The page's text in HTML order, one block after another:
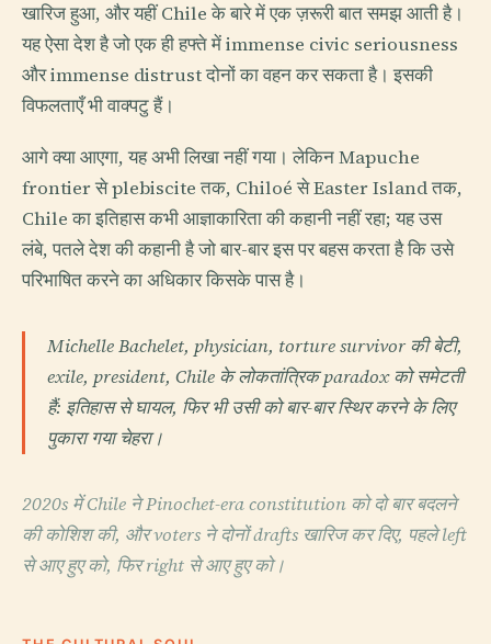
खारिज हुआ, और यहीं Chile के बारे में एक ज़रूरी बात समझ आती है।
यह ऐसा देश है जो एक ही हफ्ते में immense civic seriousness
और immense distrust दोनों का वहन कर सकता है। इसकी
विफलताएँ भी वाक्पटु हैं।
आगे क्या आएगा, यह अभी लिखा नहीं गया। लेकिन Mapuche
frontier से plebiscite तक, Chiloé से Easter Island तक,
Chile का इतिहास कभी आज्ञाकारिता की कहानी नहीं रहा; यह उस
लंबे, पतले देश की कहानी है जो बार-बार इस पर बहस करता है कि उसे
परिभाषित करने का अधिकार किसके पास है।
Michelle Bachelet, physician, torture survivor की बेटी,
exile, president, Chile के लोकतांत्रिक paradox को समेटती
हैं: इतिहास से घायल, फिर भी उसी को बार-बार स्थिर करने के लिए
पुकारा गया चेहरा।
2020s में Chile ने Pinochet-era constitution को दो बार बदलने
की कोशिश की, और voters ने दोनों drafts खारिज कर दिए, पहले left
से आए हुए को, फिर right से आए हुए को।